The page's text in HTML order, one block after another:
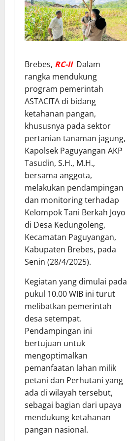
Brebes, RC-II Dalam
rangka mendukung
program pemerintah
ASTACITA di bidang
ketahanan pangan,
khususnya pada sektor
pertanian tanaman jagung,
Kapolsek Paguyangan AKP
Tasudin, S.H., M.H.,
bersama anggota,
melakukan pendampingan
dan monitoring terhadap
Kelompok Tani Berkah Joyo
di Desa Kedungoleng,
Kecamatan Paguyangan,
Kabupaten Brebes, pada
Senin (28/4/2025).
Kegiatan yang dimulai pada
pukul 10.00 WIB ini turut
melibatkan pemerintah
desa setempat.
Pendampingan ini
bertujuan untuk
mengoptimalkan
pemanfaatan lahan milik
petani dan Perhutani yang
ada di wilayah tersebut,
sebagai bagian dari upaya
mendukung ketahanan
pangan nasional.